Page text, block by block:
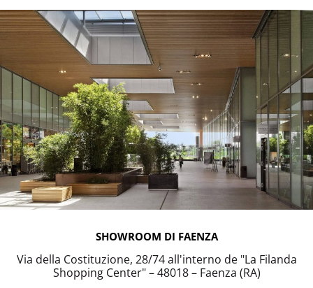
SHOWROOM DI FAENZA
Via della Costituzione, 28/74 all'interno de "La Filanda
Shopping Center" – 48018 – Faenza (RA)